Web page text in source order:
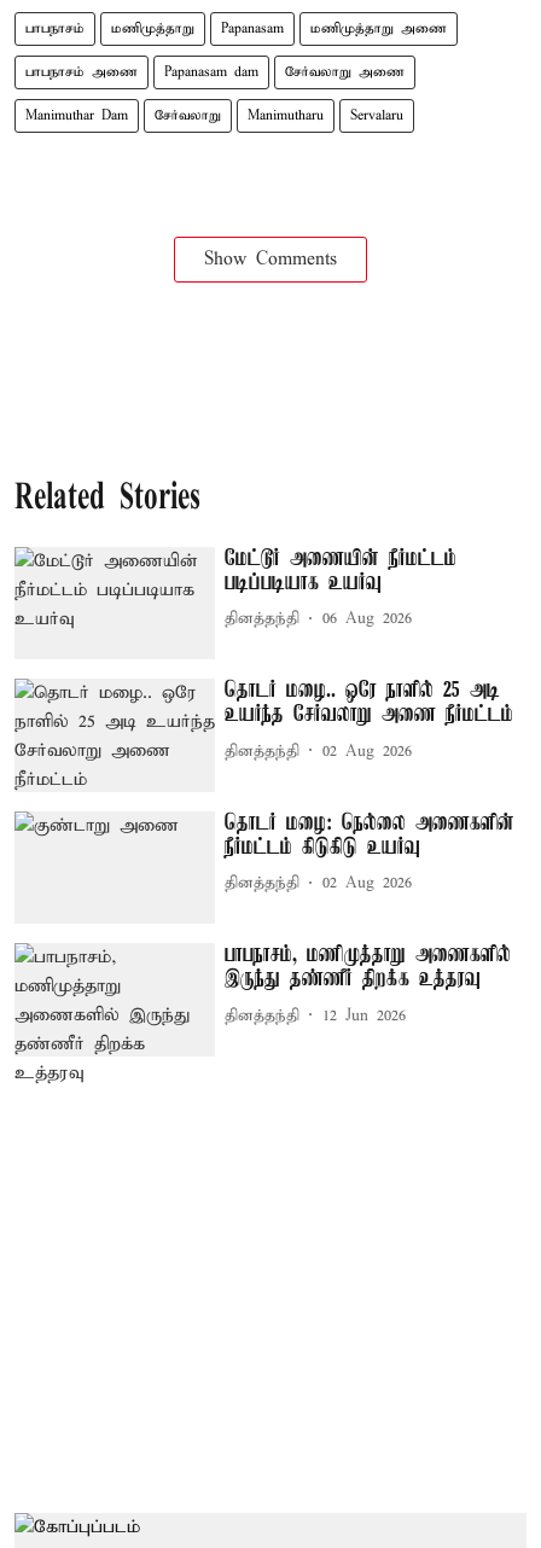
பாபநாசம் மணிமுத்தாறு Papanasam மணிமுத்தாறு அணை
பாபநாசம் அணை Papanasam dam சேர்வலாறு அணை
Manimuthar Dam சேர்வலாறு Manimutharu Servalaru
Show Comments
Related Stories
மேட்டூர் அணையின் நீர்மட்டம்
படிப்படியாக உயர்வு
தினத்தந்தி 06 Aug 2026
தொடர் மழை.. ஒரே நாளில் 25 அடி
உயர்ந்த சேர்வலாறு அணை நீர்மட்டம்
தினத்தந்தி 02 Aug 2026
தொடர் மழை: நெல்லை அணைகளின்
நீர்மட்டம் கிடுகிடு உயர்வு
தினத்தந்தி 02 Aug 2026
பாபநாசம், மணிமுத்தாறு அணைகளில்
இருந்து தண்ணீர் திறக்க உத்தரவு
தினத்தந்தி 12 Jun 2026